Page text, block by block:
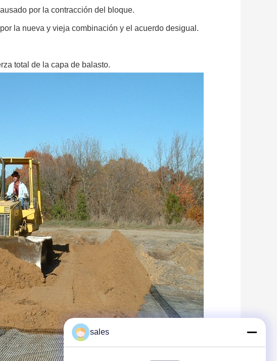
por la contracción del bloque.
la nueva y vieja combinación y el acuerdo desigual.
total de la capa de balasto.
sales